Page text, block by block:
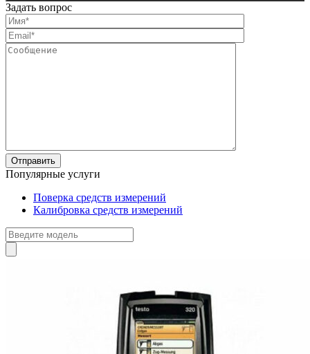
Задать вопрос
Популярные услуги
Поверка средств измерений
Калибровка средств измерений